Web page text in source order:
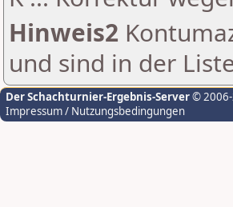
Hinweis2
und sind in der
Der Schachturnier-Ergebnis-Server©
Impressum / Nutzungsbedingungen